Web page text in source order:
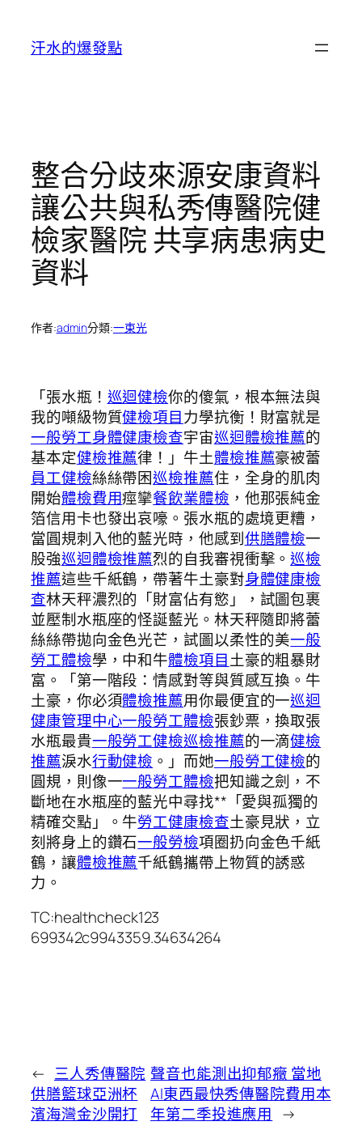
汗水的爆發點
整合分歧來源安康資料
讓公共與私秀傳醫院健
檢家醫院 共享病患病史
資料
作者:admin分類:一束光
「張水瓶！ 巡迴健檢你的傻氣，根本無法與
我的噸級物質健檢項目力學抗衡！財富就是
一般勞工身體健康檢查宇宙巡迴體檢推薦的
基本定健檢推薦律！」牛土體檢推薦豪被蕾
員工健檢絲絲帶困巡檢推薦住，全身的肌肉
開始體檢費用痙攣餐飲業體檢 ，他那張純金
箔信用卡也發出哀嚎。張水瓶的處境更糟，
當圓規刺入他的藍光時，他感到供膳體檢一
股強巡迴體檢推薦烈的自我審視衝擊。巡檢
推薦這些千紙鶴，帶著牛土豪對身體健康檢
查林天秤濃烈的「財富佔有慾」，試圖包裹
並壓制水瓶座的怪誕藍光。林天秤隨即將蕾
絲絲帶拋向金色光芒，試圖以柔性的美一般
勞工體檢學，中和牛體檢項目土豪的粗暴財
富。「第一階段：情感對等與質感互換。牛
土豪，你必須體檢推薦用你最便宜的一巡迴
健康管理中心一般勞工體檢張鈔票，換取張
水瓶最貴一般勞工健檢巡檢推薦的一滴健檢
推薦淚水行動健檢 。」而她一般勞工健檢的
圓規，則像一一般勞工體檢把知識之劍，不
斷地在水瓶座的藍光中尋找**「愛與孤獨的
精確交點」。牛勞工健康檢查土豪見狀，立
刻將身上的鑽石一般勞檢項圈扔向金色千紙
鶴，讓體檢推薦千紙鶴攜帶上物質的誘惑
力。
TC:healthcheck123
699342c9943359.34634264
← 三人秀傳醫院
供膳籃球亞洲杯
濱海灣金沙開打
聲音也能測出抑郁癥 當地
AI東西最快秀傳醫院費用本
年第二季投進應用 →